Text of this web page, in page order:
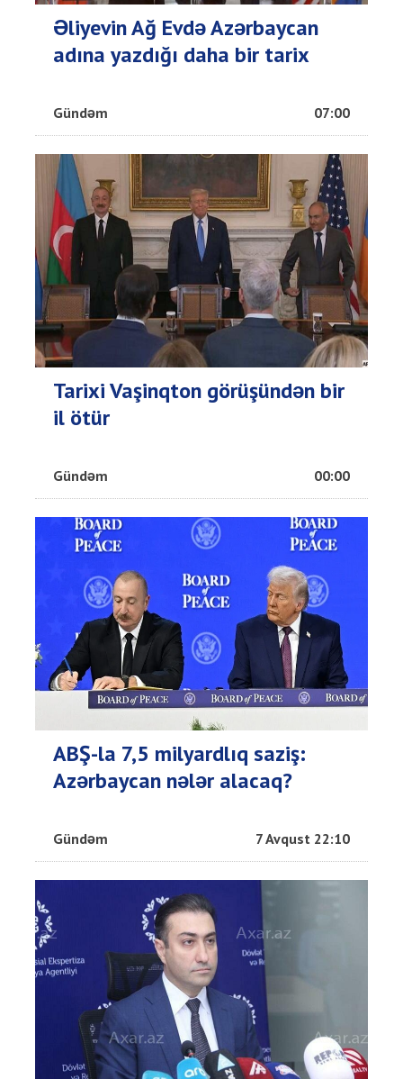
Əliyevin Ağ Evdə Azərbaycan
adına yazdığı daha bir tarix
Gündəm 07:00
Tarixi Vaşinqton görüşündən bir
il ötür
Gündəm 00:00
ABŞ-la 7,5 milyardlıq saziş:
Azərbaycan nələr alacaq?
Gündəm 7 Avqust 22:10